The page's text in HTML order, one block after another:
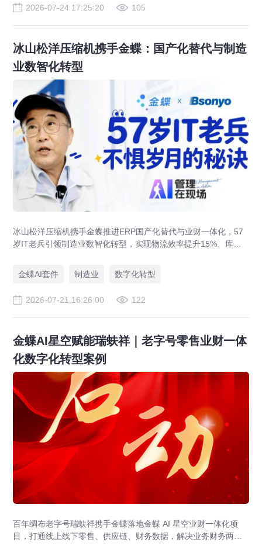
2026-07-24 17:25:20 105
冰山松洋压缩机携手金蝶：国产化替代与制造
业数智化转型
冰山松洋压缩机携手金蝶推进ERP国产化替代与业财一体化，57
岁IT老兵引领制造业数智化转型，实现物流效率提升15%、库存
金蝶AI套件
制造业 数字化转型
2026-07-21 16:26:00 122
金蝶AI星空赋能瑞蚨祥｜老字号零售业财一体
化数字化转型案例
百年绸布老字号瑞蚨祥携手金蝶落地金蝶 AI 星空业财一体化项
目，打通线上线下零售、供应链、财务数据，解决业务财务两张